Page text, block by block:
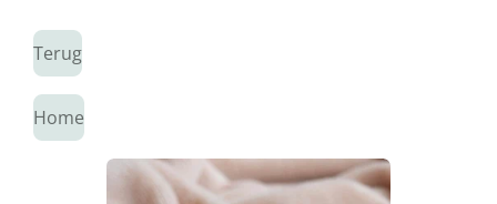
Terug
Home